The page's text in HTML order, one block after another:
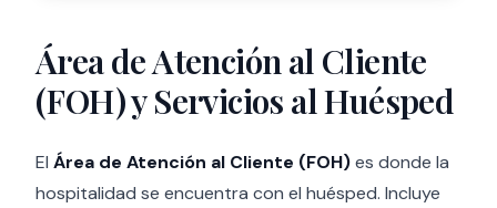
Área de Atención al Cliente
(FOH) y Servicios al Huésped
El Área de Atención al Cliente (FOH)es donde la
hospitalidad se encuentra con el huésped. Incluye